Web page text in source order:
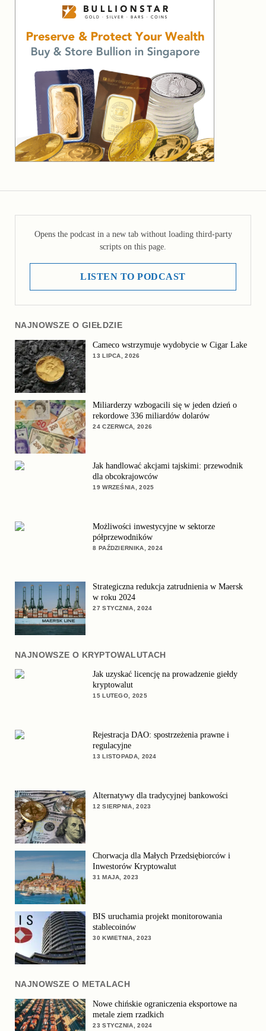
Opens the podcast in a new tab without loading third-party
scripts on this page.
LISTEN TO PODCAST
NAJNOWSZE O GIEŁDZIE
Cameco wstrzymuje wydobycie w Cigar Lake
13 LIPCA, 2026
Miliarderzy wzbogacili się w jeden dzień o
rekordowe 336 miliardów dolarów
24 CZERWCA, 2026
Jak handlować akcjami tajskimi: przewodnik
dla obcokrajowców
19 WRZEŚNIA, 2025
Możliwości inwestycyjne w sektorze
półprzewodników
8 PAŹDZIERNIKA, 2024
Strategiczna redukcja zatrudnienia w Maersk
w roku 2024
27 STYCZNIA, 2024
NAJNOWSZE O KRYPTOWALUTACH
Jak uzyskać licencję na prowadzenie giełdy
kryptowalut
15 LUTEGO, 2025
Rejestracja DAO: spostrzeżenia prawne i
regulacyjne
13 LISTOPADA, 2024
Alternatywy dla tradycyjnej bankowości
12 SIERPNIA, 2023
Chorwacja dla Małych Przedsiębiorców i
Inwestorów Kryptowalut
31 MAJA, 2023
BIS uruchamia projekt monitorowania
stablecoinów
30 KWIETNIA, 2023
NAJNOWSZE O METALACH
Nowe chińskie ograniczenia eksportowe na
metale ziem rzadkich
23 STYCZNIA, 2024